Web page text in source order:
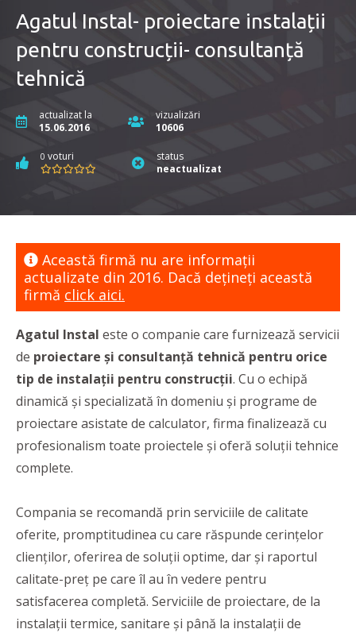
Agatul Instal- proiectare instalații
pentru construcții- consultanță
tehnică
actualizat la
15.06.2016
vizualizări
10606
0 voturi
status
neactualizat
Această firmă nu are informaţii
actualizate din 2016. Dacă dețineți această
firmă click aici.
Agatul Instal este o companie care furnizează servicii
de proiectare și consultanță tehnică pentru orice
tip de instalații pentru construcții. Cu o echipă
dinamică și specializată în domeniu și programe de
proiectare asistate de calculator, firma finalizează cu
profesionalism toate proiectele și oferă soluții tehnice
complete.
Compania se recomandă prin serviciile de calitate
oferite, promptitudinea cu care răspunde cerințelor
clienților, oferirea de soluții optime, dar și raportul
calitate-preț pe care îl au în vedere pentru
satisfacerea completă. Serviciile de proiectare, de la
instalații termice, sanitare și până la instalații de